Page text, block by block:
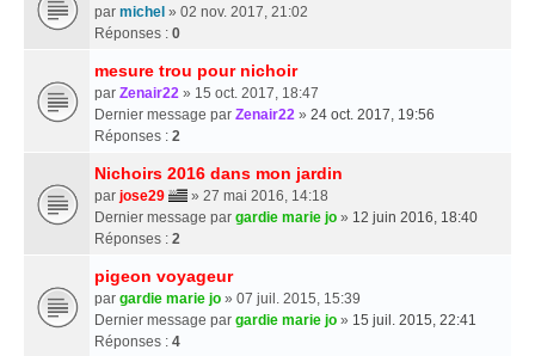
par michel » 02 nov. 2017, 21:02
Réponses : 0
mesure trou pour nichoir
par Zenair22 » 15 oct. 2017, 18:47
Dernier message par Zenair22 » 24 oct. 2017, 19:56
Réponses : 2
Nichoirs 2016 dans mon jardin
par jose29
» 27 mai 2016, 14:18
Dernier message par gardie marie jo » 12 juin 2016, 18:40
Réponses : 2
pigeon voyageur
par gardie marie jo » 07 juil. 2015, 15:39
Dernier message par gardie marie jo » 15 juil. 2015, 22:41
Réponses : 4